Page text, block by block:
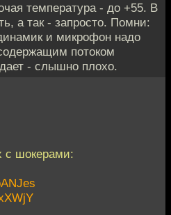
температура - до +55. В
а так - запросто. Помни:
и микрофон надо
потоком
- слышно плохо.
с шокерами: